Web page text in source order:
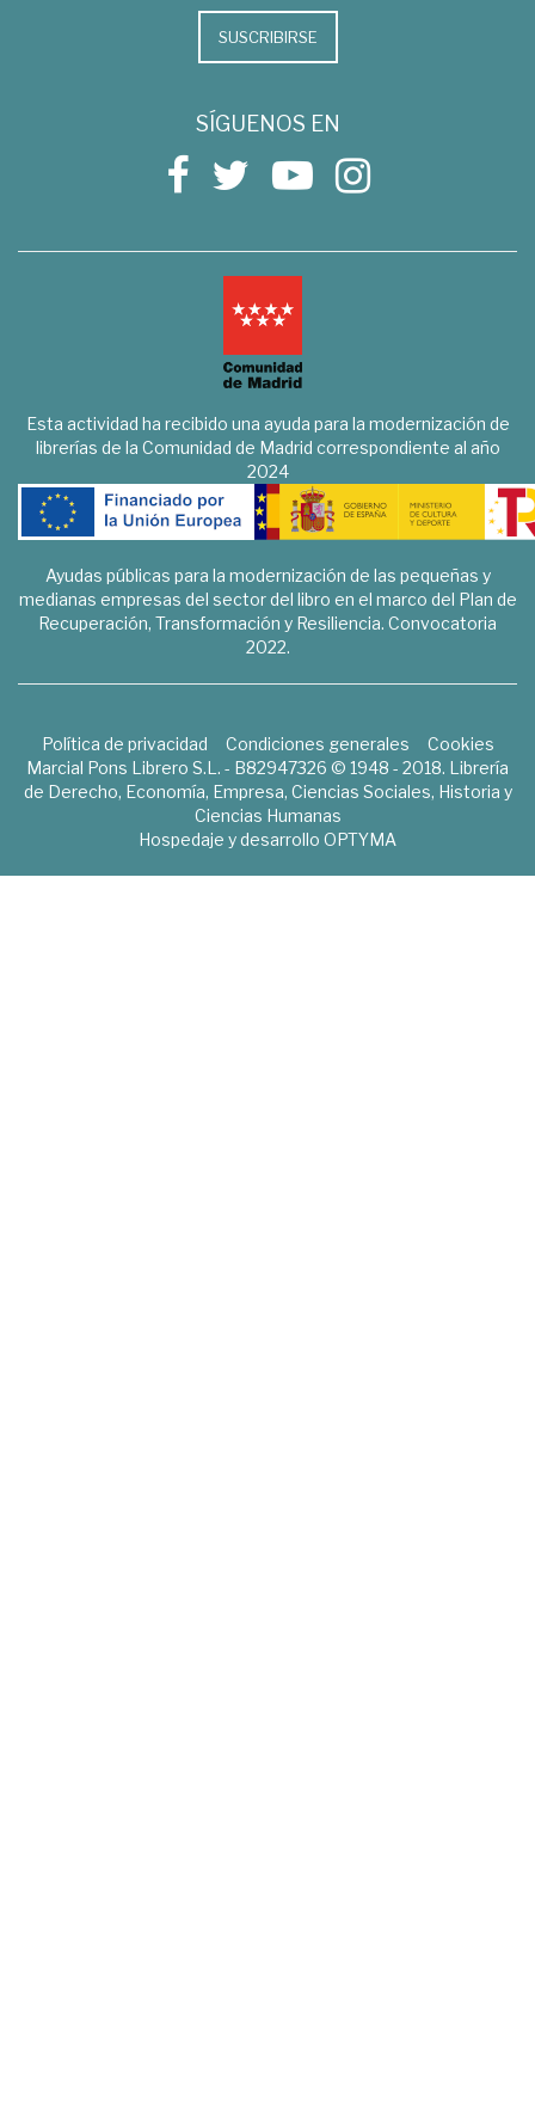
SUSCRIBIRSE
SÍGUENOS EN
Esta actividad ha recibido una ayuda para la modernización de
librerías de la Comunidad de Madrid correspondiente al año
2024
Ayudas públicas para la modernización de las pequeñas y
medianas empresas del sector del libro en el marco del Plan de
Recuperación, Transformación y Resiliencia. Convocatoria
2022.
Política de privacidad Condiciones generales
Cookies
Marcial Pons Librero S.L. - B82947326 © 1948 - 2018. Librería
de Derecho, Economía, Empresa, Ciencias Sociales, Historia y
Ciencias Humanas
Hospedaje y desarrollo OPTYMA